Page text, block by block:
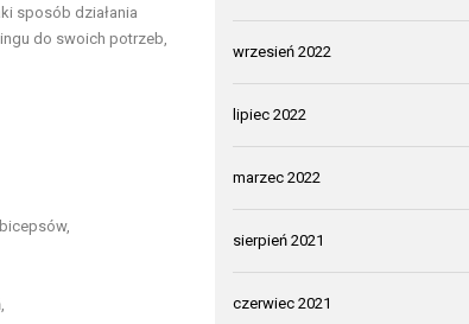
sposób działania
do swoich potrzeb,
wrzesień 2022
lipiec 2022
marzec 2022
sierpień 2021
czerwiec 2021